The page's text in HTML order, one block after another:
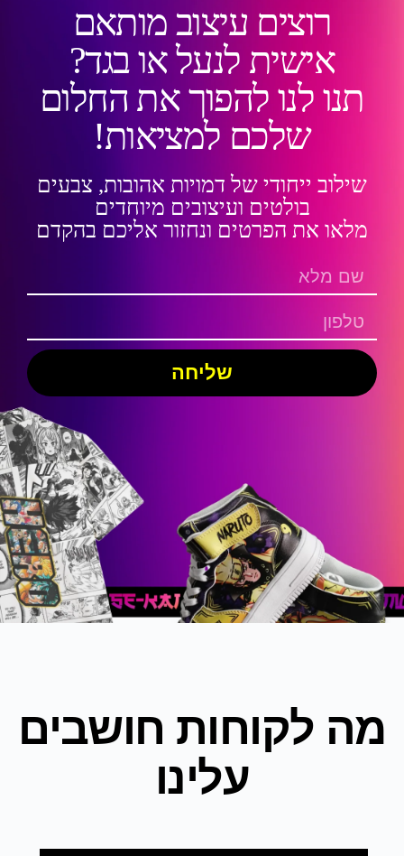
רוצים עיצוב מותאם
אישית לנעל או בגד?
תנו לנו להפוך את החלום
שלכם למציאות!
שילוב ייחודי של דמויות אהובות, צבעים
בולטים ועיצובים מיוחדים
מלאו את הפרטים ונחזור אליכם בהקדם
שליחה
מה לקוחות חושבים
עלינו